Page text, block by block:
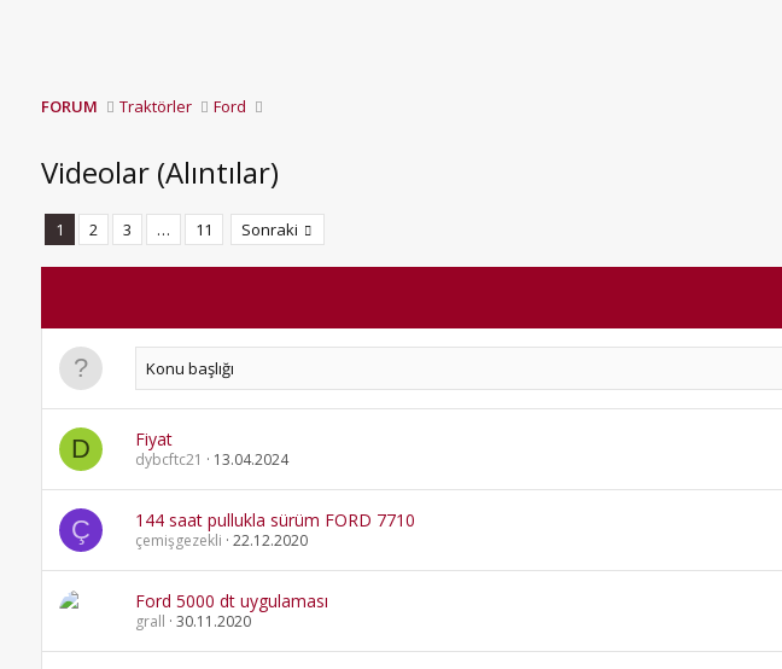
FORUM Traktörler Ford
Videolar (Alıntılar)
1 2 3 … 11 Sonraki
D Fiyat
dybcftc21 13.04.2024
Ç 144 saat pullukla sürüm FORD 7710
çemişgezekli 22.12.2020
Ford 5000 dt uygulaması
grall 30.11.2020